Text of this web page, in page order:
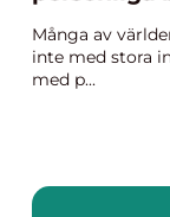
Många av
inte med stora
med p...